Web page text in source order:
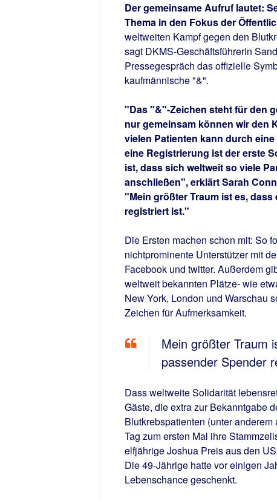
Der gemeinsame Aufruf lautet:
Thema in den Fokus der
weltweiten Kampf gegen den
sagt DKMS-Geschäftsführerin
Pressegespräch das offizielle
kaufmännische "&".
"Das "&"-Zeichen steht für den
nur gemeinsam können wir den
vielen Patienten kann durch
eine Registrierung ist der erste
ist, dass sich weltweit so viele
anschließen", erklärt Sarah
"Mein größter Traum ist es,
registriert ist."
Die Ersten machen schon mit: So
nichtprominente Unterstützer mit
Facebook und twitter. Außerdem
weltweit bekannten Plätze- wie
New York, London und Warschau
Zeichen für Aufmerksamkeit.
Mein größter Traum
passender Spender
Dass weltweite Solidarität
Gäste, die extra zur Bekanntgabe
Blutkrebspatienten (unter
Tag zum ersten Mal ihre
elfjährige Joshua Preis aus den
Die 49-Jährige hatte vor einigen
Lebenschance geschenkt.